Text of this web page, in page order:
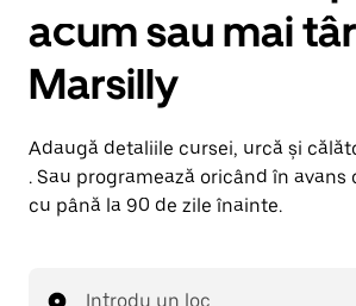
acum sau mai
Marsilly
Adaugă detaliile cursei, urcă și
. Sau programează oricând în avans
cu până la 90 de zile înainte.
Introdu un loc